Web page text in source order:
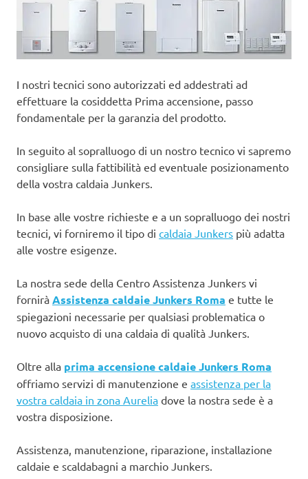
I nostri tecnici sono autorizzati ed addestrati ad
effettuare la cosiddetta Prima accensione, passo
fondamentale per la garanzia del prodotto.
In seguito al sopralluogo di un nostro tecnico vi sapremo
consigliare sulla fattibilità ed eventuale posizionamento
della vostra caldaia Junkers.
In base alle vostre richieste e a un sopralluogo dei nostri
tecnici, vi forniremo il tipo di caldaia Junkers più adatta
alle vostre esigenze.
La nostra sede della Centro Assistenza Junkers vi
fornirà Assistenza caldaie Junkers Roma e tutte le
spiegazioni necessarie per qualsiasi problematica o
nuovo acquisto di una caldaia di qualità Junkers.
Oltre alla prima accensione caldaie Junkers Roma
offriamo servizi di manutenzione e assistenza per la
vostra caldaia in zona Aurelia dove la nostra sede è a
vostra disposizione.
Assistenza, manutenzione, riparazione, installazione
caldaie e scaldabagni a marchio Junkers.